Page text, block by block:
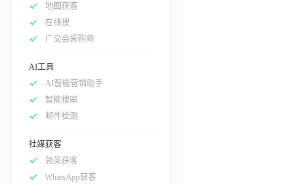
地图获客
在线搜
广交会采购商
AI工具
AI智能营销助手
智能搜邮
邮件检测
社媒获客
领英获客
WhatsApp获客